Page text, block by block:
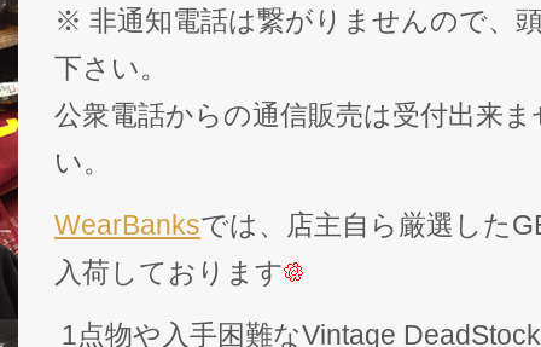
※ 非通知電話は繋がりませんので、
下さい。
公衆電話からの通信販売は受付出来
い。
WearBanksでは、店主自ら厳選した
入荷しております
1点物や入手困難なVintage